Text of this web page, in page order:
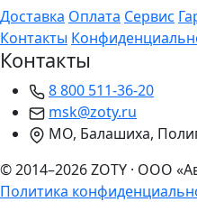
Доставка Оплата Сервис
Контакты
Контакты
8 800 511-36-20
msk@zoty.ru
МО, Балашиха,
© 2014–2026 ZOTY · ООО
Политика